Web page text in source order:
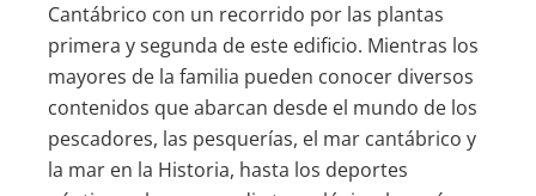
Cantábrico con un recorrido por las plantas
primera y segunda de este edificio. Mientras los
mayores de la familia pueden conocer diversos
contenidos que abarcan desde el mundo de los
pescadores, las pesquerías, el mar cantábrico y
la mar en la Historia, hasta los deportes